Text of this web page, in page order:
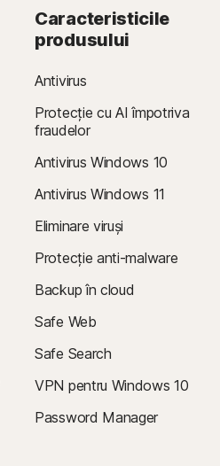
Caracteristicile
produsului
Antivirus
Protecție cu AI împotriva
fraudelor
Antivirus Windows 10
Antivirus Windows 11
Eliminare viruși
Protecție anti-malware
Backup în cloud
Safe Web
Safe Search
VPN pentru Windows 10
Password Manager